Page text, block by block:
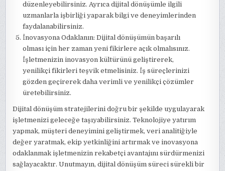
düzenleyebilirsiniz. Ayrıca dijital dönüşümle ilgili
uzmanlarla işbirliği yaparak bilgi ve deneyimlerinden
faydalanabilirsiniz.
İnovasyona Odaklanın: Dijital dönüşümün başarılı
olması için her zaman yeni fikirlere açık olmalısınız.
İşletmenizin inovasyon kültürünü geliştirerek,
yenilikçi fikirleri teşvik etmelisiniz. İş süreçlerinizi
gözden geçirerek daha verimli ve yenilikçi çözümler
üretebilirsiniz.
Dijital dönüşüm stratejilerini doğru bir şekilde uygulayarak
işletmenizi geleceğe taşıyabilirsiniz. Teknolojiye yatırım
yapmak, müşteri deneyimini geliştirmek, veri analitiğiyle
değer yaratmak, ekip yetkinliğini artırmak ve inovasyona
odaklanmak işletmenizin rekabetçi avantajını sürdürmenizi
sağlayacaktır. Unutmayın, dijital dönüşüm süreci sürekli bir